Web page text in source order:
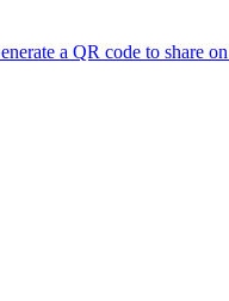
a QR code to share